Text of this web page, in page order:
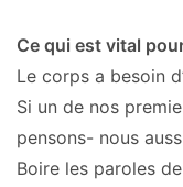
Ce qui est vital
Le corps a besoin
Si un de nos
pensons- nous
Boire les paroles